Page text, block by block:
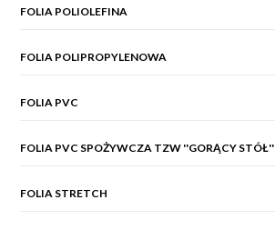
FOLIA POLIOLEFINA
FOLIA POLIPROPYLENOWA
FOLIA PVC
FOLIA PVC SPOŻYWCZA TZW ''GORĄCY STÓŁ''
FOLIA STRETCH